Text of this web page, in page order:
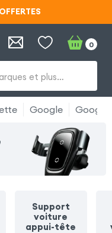
et plus…
0
Google Google
Support
voiture
appui-tête